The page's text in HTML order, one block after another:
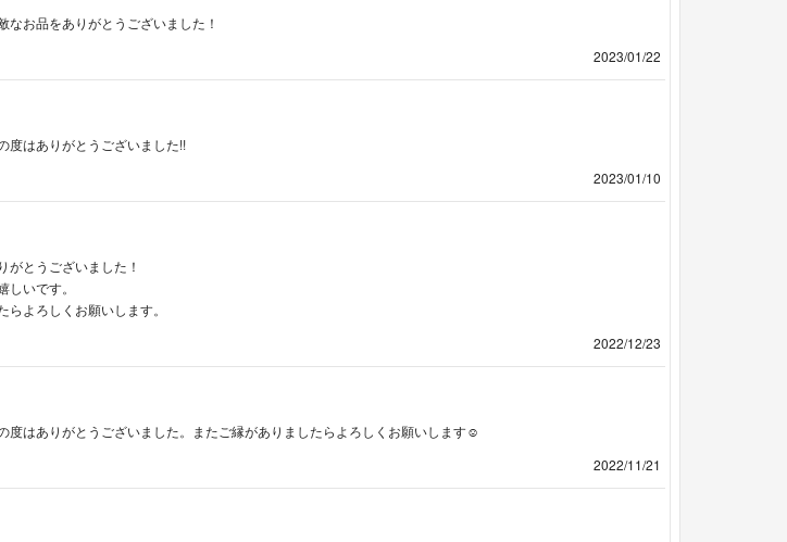
なお品をありがとうございました！
2023/01/22
度はありがとうございました!!
2023/01/10
がとうございました！
いです。
らよろしくお願いします。
2022/12/23
度はありがとうございました。またご縁がありましたらよろしくお願いします☺︎
2022/11/21